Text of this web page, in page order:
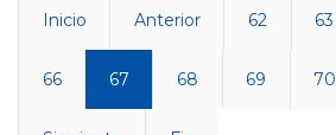
Inicio Anterior 62 63
66 67 68 69 70